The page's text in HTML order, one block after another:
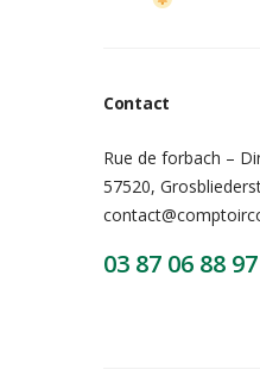
Contact
Rue de forbach –
57520,
03 87 06 88 97